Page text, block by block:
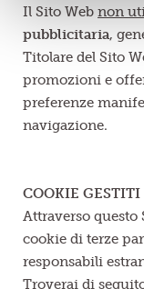
Il Sito Web non
pubblicitaria,
Titolare del Sito
promozioni e
preferenze
navigazione.
COOKIE
Attraverso questo
cookie di terze
responsabili
Troverai di